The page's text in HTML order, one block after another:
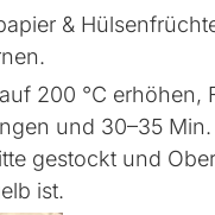
&
200 °C erhöhen,
und 30–35
gestockt und
ist.